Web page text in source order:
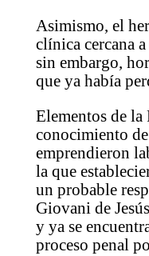
Asimismo, el
clínica cercana
sin embargo,
que ya había
Elementos de
conocimiento
emprendieron
la que
un probable
Giovani de
y ya se
proceso penal